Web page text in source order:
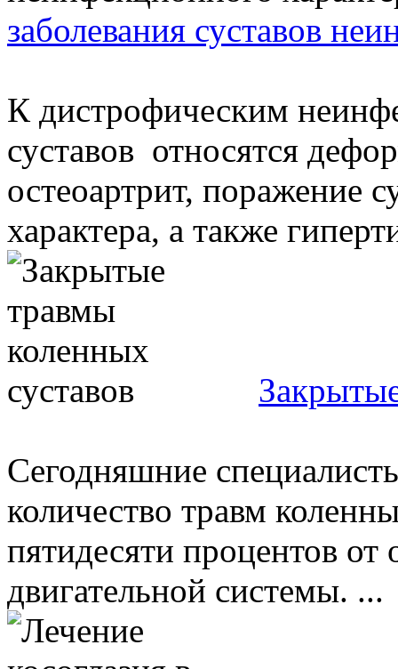
заболевания суставов
К дистрофическим
суставов относятся
остеоартрит, поражение
характера, а также
Сегодняшние
количество травм
пятидесяти процентов
двигательной системы. ...